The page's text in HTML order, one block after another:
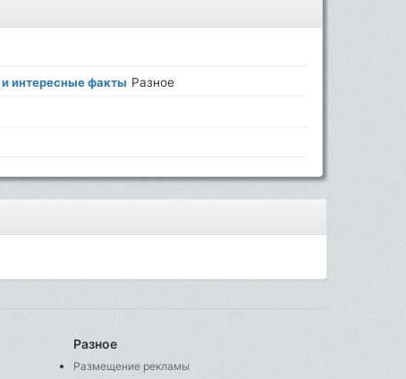
и интересные факты Разное
Разное
Размещение рекламы